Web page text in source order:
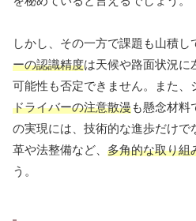
しかし、その一方で課題も山積し
ーの認識精度は天候や路面状況に
可能性も否定できません。また、
ドライバーの注意散漫も懸念材料
の実現には、技術的な進歩だけで
革や法整備など、 多角的な取り組
う。